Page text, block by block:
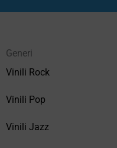
Generi
Vinili Rock
Vinili Pop
Vinili Jazz